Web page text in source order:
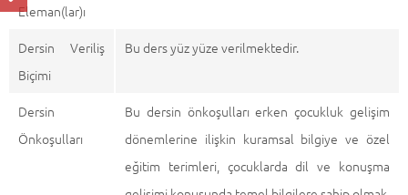
Eleman(lar)ı
Dersin Veriliş
Biçimi
Bu ders yüz yüze verilmektedir.
Dersin
Önkoşulları
Bu dersin önkoşulları erken çocukluk gelişim
dönemlerine ilişkin kuramsal bilgiye ve özel
eğitim terimleri, çocuklarda dil ve konuşma